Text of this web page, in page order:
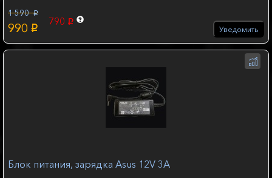
1 590 p
990 p
790 p
Уведомить
Блок питания, зарядка Asus 12V 3А